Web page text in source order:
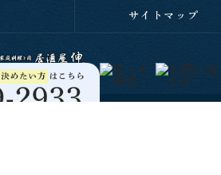
サイトマップ